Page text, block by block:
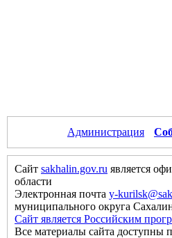
Администрация
Сайт sakhalin.gov.ru является
области
Электронная почта y-
муниципального округа
Сайт является Российским
Все материалы сайта доступны